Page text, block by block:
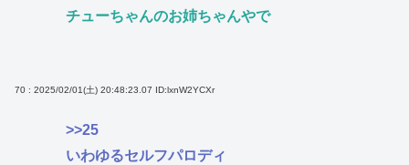
チューちゃんのお姉ちゃんやで
70 : 2025/02/01(土) 20:48:23.07 ID:lxnW2YCXr
>>25
いわゆるセルフパロディ